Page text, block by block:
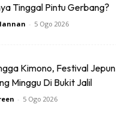
Tinggal Pintu Gerbang?
- 5 Ogo 2026
Kimono, Festival Jepun
Minggu Di Bukit Jalil
- 5 Ogo 2026